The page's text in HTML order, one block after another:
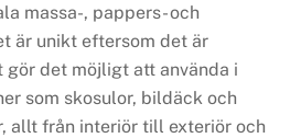
massa-, pappers- och
är unikt eftersom det är
det möjligt att använda i
som skosulor, bildäck och
allt från interiör till exteriör och